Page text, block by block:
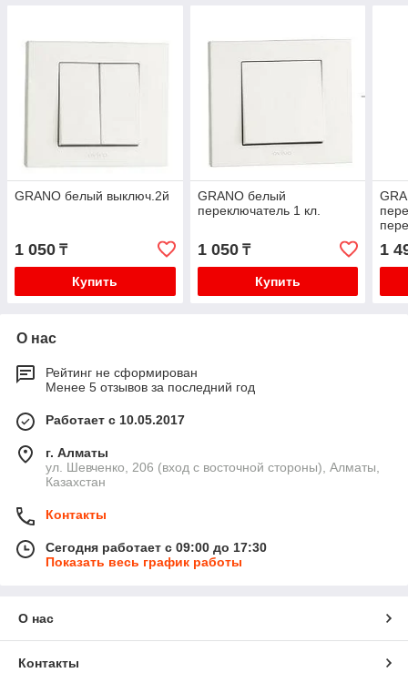
GRANO белый выключ.2й
1 050 ₸
Купить
GRANO белый
переключатель 1 кл.
1 050₸
Купить
1
О нас
Рейтинг не сформирован
Менее 5 отзывов за последний год
Работает с 10.05.2017
г. Алматы
ул. Шевченко, 206 (вход с восточной стороны), Алматы,
Казахстан
Контакты
Сегодня работает с 09:00 до 17:30
Показать весь график работы
О нас
Контакты